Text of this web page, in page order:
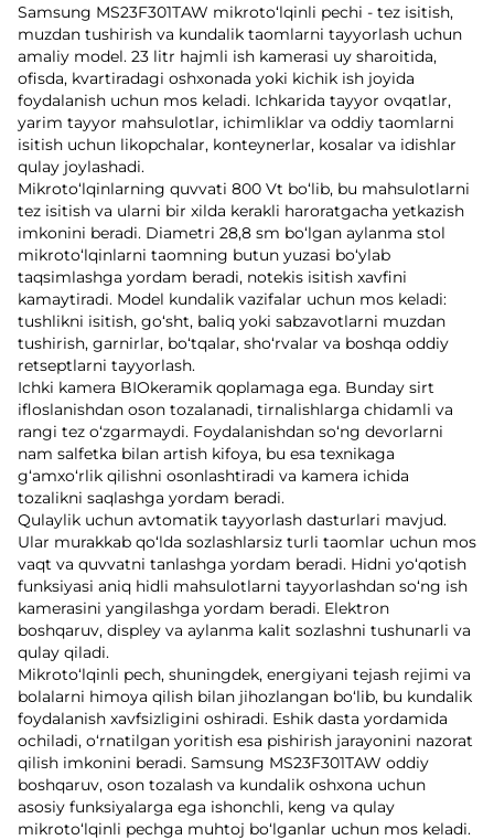
Samsung MS23F301TAW mikroto‘lqinli pechi - tez isitish,
muzdan tushirish va kundalik taomlarni tayyorlash uchun
amaliy model. 23 litr hajmli ish kamerasi uy sharoitida,
ofisda, kvartiradagi oshxonada yoki kichik ish joyida
foydalanish uchun mos keladi. Ichkarida tayyor ovqatlar,
yarim tayyor mahsulotlar, ichimliklar va oddiy taomlarni
isitish uchun likopchalar, konteynerlar, kosalar va idishlar
qulay joylashadi.
Mikroto‘lqinlarning quvvati 800 Vt bo‘lib, bu mahsulotlarni
tez isitish va ularni bir xilda kerakli haroratgacha yetkazish
imkonini beradi. Diametri 28,8 sm bo‘lgan aylanma stol
mikroto‘lqinlarni taomning butun yuzasi bo‘ylab
taqsimlashga yordam beradi, notekis isitish xavfini
kamaytiradi. Model kundalik vazifalar uchun mos keladi:
tushlikni isitish, go‘sht, baliq yoki sabzavotlarni muzdan
tushirish, garnirlar, bo‘tqalar, sho‘rvalar va boshqa oddiy
retseptlarni tayyorlash.
Ichki kamera BIOkeramik qoplamaga ega. Bunday sirt
ifloslanishdan oson tozalanadi, tirnalishlarga chidamli va
rangi tez o‘zgarmaydi. Foydalanishdan so‘ng devorlarni
nam salfetka bilan artish kifoya, bu esa texnikaga
g‘amxo‘rlik qilishni osonlashtiradi va kamera ichida
tozalikni saqlashga yordam beradi.
Qulaylik uchun avtomatik tayyorlash dasturlari mavjud.
Ular murakkab qo‘lda sozlashlarsiz turli taomlar uchun mos
vaqt va quvvatni tanlashga yordam beradi. Hidni yo‘qotish
funksiyasi aniq hidli mahsulotlarni tayyorlashdan so‘ng ish
kamerasini yangilashga yordam beradi. Elektron
boshqaruv, displey va aylanma kalit sozlashni tushunarli va
qulay qiladi.
Mikroto‘lqinli pech, shuningdek, energiyani tejash rejimi va
bolalarni himoya qilish bilan jihozlangan bo‘lib, bu kundalik
foydalanish xavfsizligini oshiradi. Eshik dasta yordamida
ochiladi, o‘rnatilgan yoritish esa pishirish jarayonini nazorat
qilish imkonini beradi. Samsung MS23F301TAW oddiy
boshqaruv, oson tozalash va kundalik oshxona uchun
asosiy funksiyalarga ega ishonchli, keng va qulay
mikroto‘lqinli pechga muhtoj bo‘lganlar uchun mos keladi.